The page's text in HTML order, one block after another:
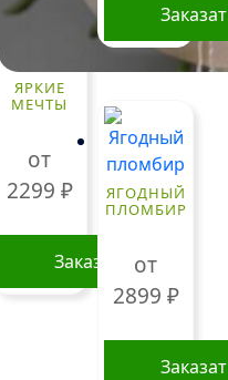
ЯРКИЕ
МЕЧТЫ
от
2299 ₽
Заказать
ЯГОДНЫЙ
ПЛОМБИР
от
2899 ₽